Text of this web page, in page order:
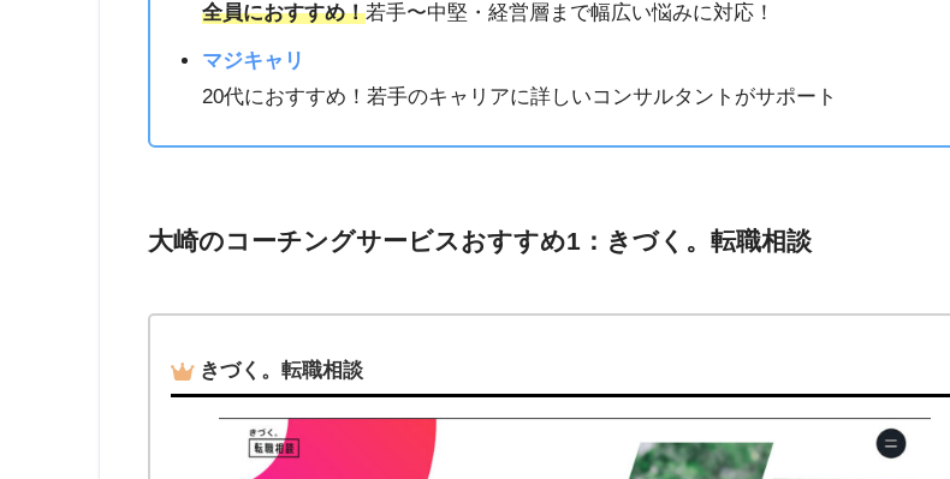
全員におすすめ！若手〜中堅・経営層まで幅広い悩みに対応！
マジキャリ
20代におすすめ！若手のキャリアに詳しいコンサルタントがサポート
大崎のコーチングサービスおすすめ1：きづく。転職相談
きづく。転職相談